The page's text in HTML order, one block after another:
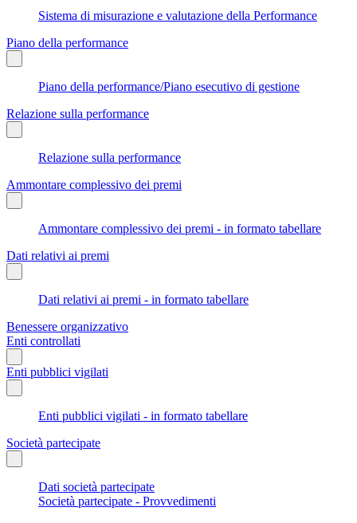
Sistema di misurazione e valutazione della Performance
Piano della performance
Piano della performance/Piano esecutivo di gestione
Relazione sulla performance
Relazione sulla performance
Ammontare complessivo dei premi
Ammontare complessivo dei premi - in formato tabellare
Dati relativi ai premi
Dati relativi ai premi - in formato tabellare
Benessere organizzativo
Enti controllati
Enti pubblici vigilati
Enti pubblici vigilati - in formato tabellare
Società partecipate
Dati società partecipate
Società partecipate - Provvedimenti